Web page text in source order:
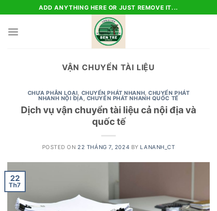
to
content
ADD ANYTHING HERE OR JUST REMOVE IT...
VẬN CHUYỂN TÀI LIỆU
CHƯA PHÂN LOẠI, CHUYỂN PHÁT NHANH,CHUYỂN PHÁT
NHANH NỘI ĐỊA, CHUYỂN PHÁT NHANH QUỐC TẾ
Dịch vụ vận chuyển tài liệu cả nội địa và
quốc tế
POSTED ON 22 THÁNG 7, 2024 BY LANANH_CT
22
Th7